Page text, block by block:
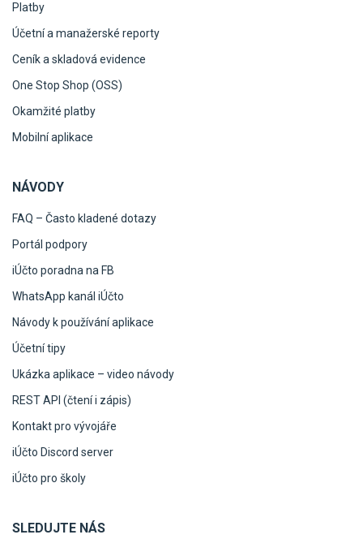
Platby
Účetní a manažerské reporty
Ceník a skladová evidence
One Stop Shop (OSS)
Okamžité platby
Mobilní aplikace
NÁVODY
FAQ – Často kladené dotazy
Portál podpory
iÚčto poradna na FB
WhatsApp kanál iÚčto
Návody k používání aplikace
Účetní tipy
Ukázka aplikace – video návody
REST API (čtení i zápis)
Kontakt pro vývojáře
iÚčto Discord server
iÚčto pro školy
SLEDUJTE NÁS